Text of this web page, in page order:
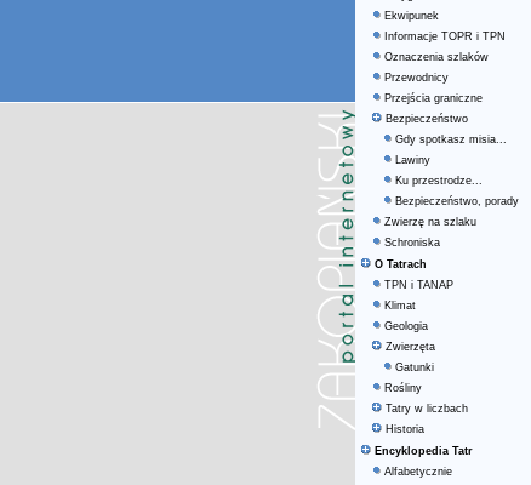
Ekwipunek
Informacje TOPR i TPN
Oznaczenia szlaków
Przewodnicy
Przejścia graniczne
Bezpieczeństwo
Gdy spotkasz misia...
Lawiny
Ku przestrodze...
Bezpieczeństwo, porady
Zwierzę na szlaku
Schroniska
O Tatrach
TPN i TANAP
Klimat
Geologia
Zwierzęta
Gatunki
Rośliny
Tatry w liczbach
Historia
Encyklopedia Tatr
Alfabetycznie